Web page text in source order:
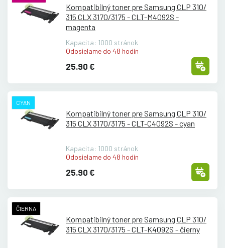
Kompatibilný toner pre Samsung CLP 310/
315 CLX 3170/3175 - CLT-M4092S -
magenta
Kapacita: 1000 stránok
Odosielame do 48 hodín
25.90 €
CYAN
Kompatibilný toner pre Samsung CLP 310/
315 CLX 3170/3175 - CLT-C4092S - cyan
Kapacita: 1000 stránok
Odosielame do 48 hodín
25.90 €
ČIERNA
Kompatibilný toner pre Samsung CLP 310/
315 CLX 3170/3175 - CLT-K4092S - čierny